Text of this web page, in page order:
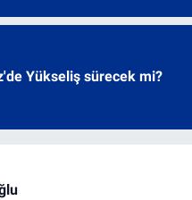
Yükseliş sürecek mi?